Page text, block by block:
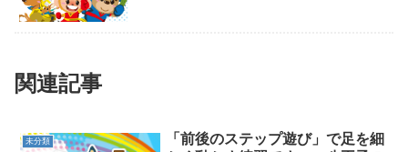
関連記事
未分類
「前後のステップ遊び」で足を細